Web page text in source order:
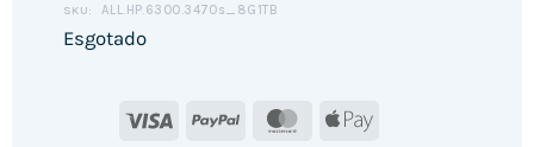
SKU: ALL.HP.6300.3470s_8G1TB
Esgotado
Visa PayPal MasterCard
Apple